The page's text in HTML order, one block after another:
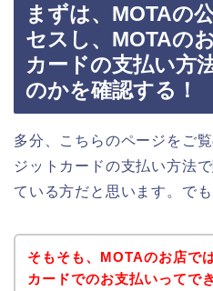
まずは、MOTAの
セスし、MOTAの
カードの支払い方
のかを確認する！
多分、こちらのページをご
ジットカードの支払い方法
ている方だと思います。でも
そもそも、MOTAのお店で
カードでのお支払いってで